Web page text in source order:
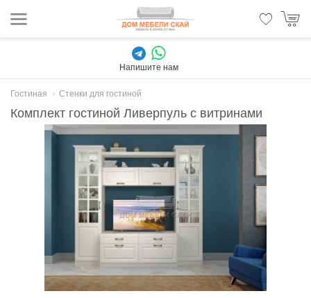
Напишите нам
Гостиная Стенки для гостиной
Комплект гостиной Ливерпуль с витринами